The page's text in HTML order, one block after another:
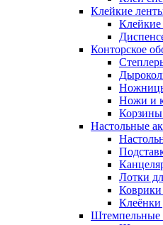
Клейкие
Клейкие
Конторское
Ножи и
Корзины
Настольные
Лотки
Коврики
Клеёнки
Штемпельные